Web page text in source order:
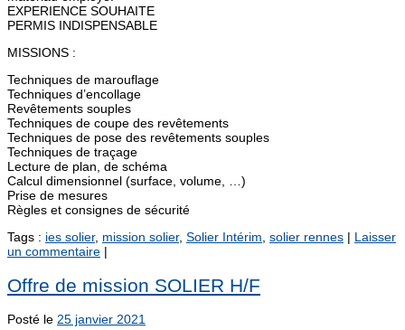
EXPERIENCE SOUHAITE
PERMIS INDISPENSABLE
MISSIONS :
Techniques de marouflage
Techniques d’encollage
Revêtements souples
Techniques de coupe des revêtements
Techniques de pose des revêtements souples
Techniques de traçage
Lecture de plan, de schéma
Calcul dimensionnel (surface, volume, …)
Prise de mesures
Règles et consignes de sécurité
Tags : ies solier, mission solier, Solier Intérim, solier rennes | Laisser
un commentaire |
Offre de mission SOLIER H/F
Posté le 25 janvier 2021